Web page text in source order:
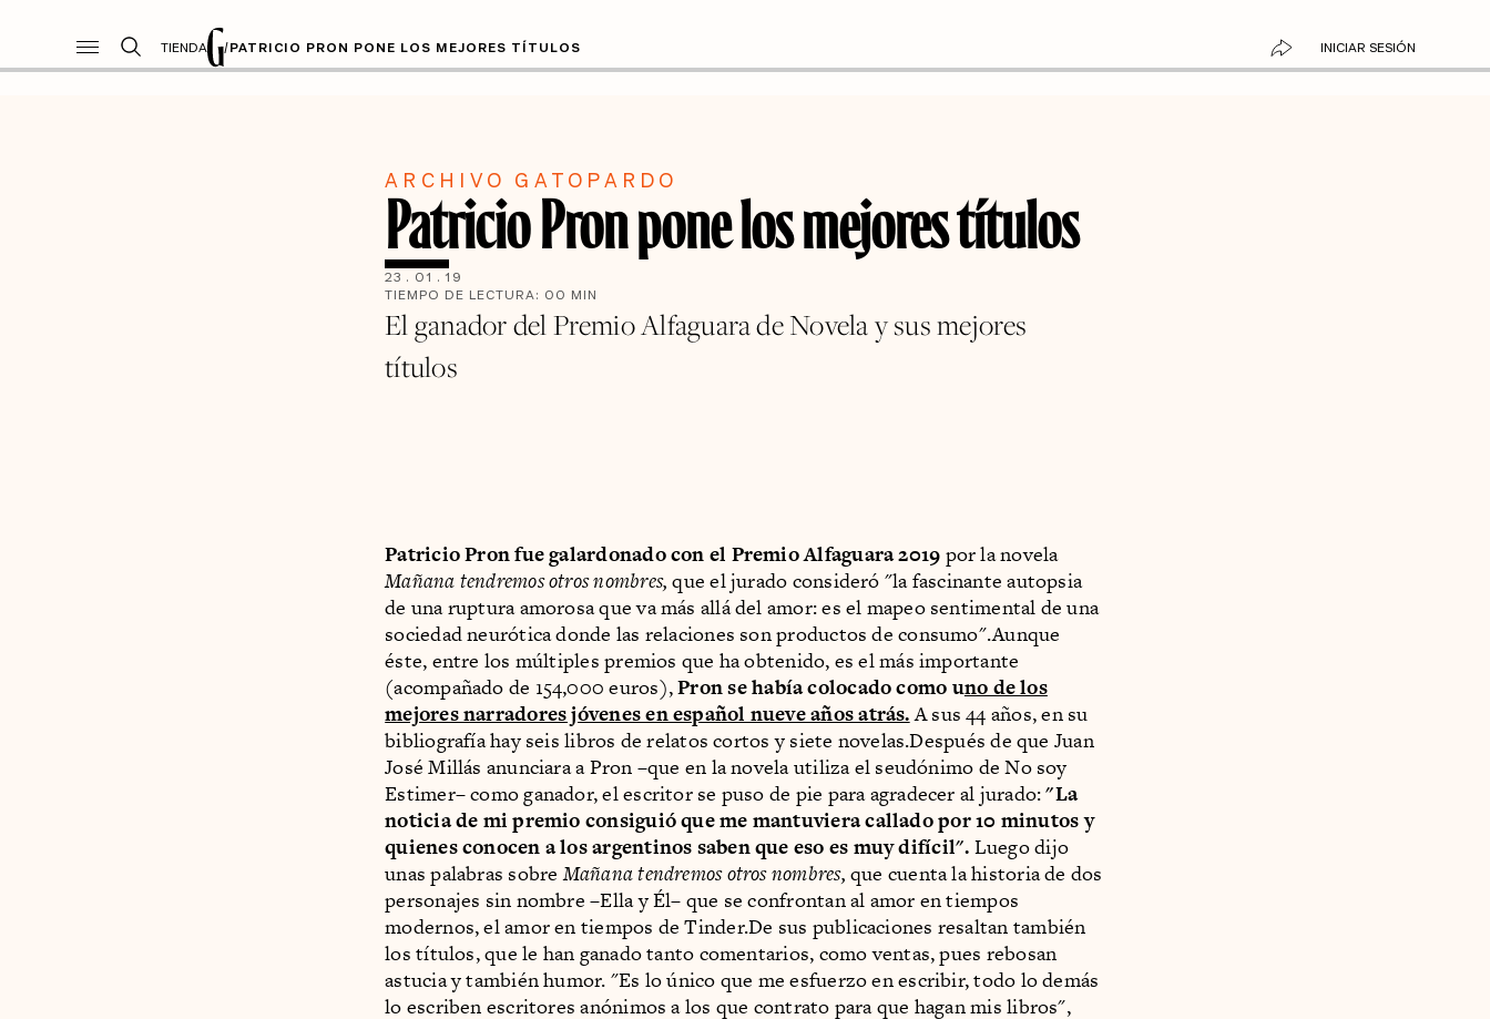
TIENDA /PATRICIO PRON PONE LOS MEJORES TÍTULOS INICIAR SESIÓN
ARCHIVO GATOPARDO
Patricio Pron pone los mejores títulos
23 . 01 . 19
TIEMPO DE LECTURA: 00 MIN
El ganador del Premio Alfaguara de Novela y sus mejores
títulos
Patricio Pron fue galardonado con el Premio Alfaguara 2019 por la novela
Mañana tendremos otros nombres,que el jurado consideró "la fascinante autopsia
de una ruptura amorosa que va más allá del amor: es el mapeo sentimental de una
sociedad neurótica donde las relaciones son productos de consumo".Aunque
éste, entre los múltiples premios que ha obtenido, es el más importante
(acompañado de 154,000 euros),Pron se había colocado como uno de los
mejores narradores jóvenes en español nueve años atrás.A sus 44 años, en su
bibliografía hay seis libros de relatos cortos y siete novelas.Después de que Juan
José Millás anunciara a Pron –que en la novela utiliza el seudónimo de No soy
Estimer– como ganador, el escritor se puso de pie para agradecer al jurado:"La
noticia de mi premio consiguió que me mantuviera callado por 10 minutos y
quienes conocen a los argentinos saben que eso es muy difícil". Luego dijo
unas palabras sobreMañana tendremos otros nombres, que cuenta la historia de dos
personajes sin nombre –Ella y Él– que se confrontan al amor en tiempos
modernos, el amor en tiempos de Tinder.De sus publicaciones resaltan también
los títulos, que le han ganado tanto comentarios, como ventas, pues rebosan
astucia y también humor. "Es lo único que me esfuerzo en escribir, todo lo demás
lo escriben escritores anónimos a los que contrato para que hagan mis libros",